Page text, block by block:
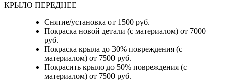
КРЫЛО ПЕРЕДНЕЕ
Снятие/установка от 1500 руб.
Покраска новой детали (с материалом) от 7000
руб.
Покраска крыла до 30% повреждения (с
материалом) от 7500 руб.
Покрасить крыло до 50% повреждения (с
материалом) от 7500 руб.